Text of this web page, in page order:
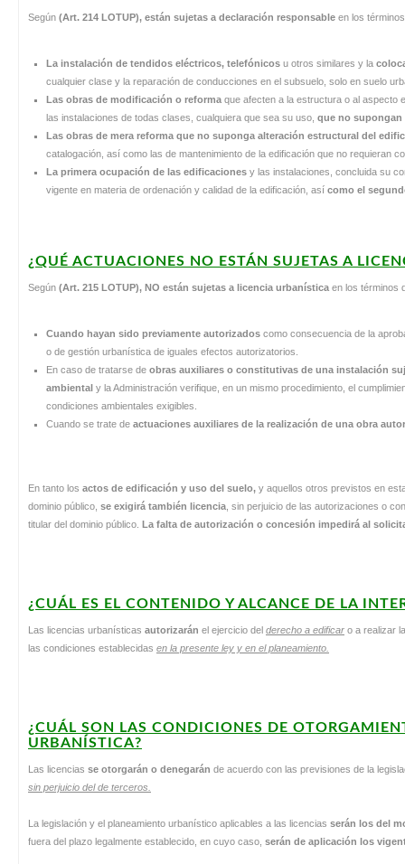
Según (Art. 214 LOTUP), están sujetas a declaración responsable en los
La instalación de tendidos eléctricos, telefónicos u otros similares y la
cualquier clase y la reparación de conducciones en el subsuelo, solo en suelo
Las obras de modificación o reforma que afecten a la estructura o al aspecto
las instalaciones de todas clases, cualquiera que sea su uso, que no supongan
Las obras de mera reforma que no suponga alteración estructural del
catalogación, así como las de mantenimiento de la edificación que no requieran
La primera ocupación de las edificaciones y las instalaciones, concluida su
vigente en materia de ordenación y calidad de la edificación, así como el
¿QUÉ ACTUACIONES NO ESTÁN SUJETAS A
Según (Art. 215 LOTUP), NO están sujetas a licencia urbanística en los términos
Cuando hayan sido previamente autorizados como consecuencia de la
o de gestión urbanística de iguales efectos autorizatorios.
En caso de tratarse de obras auxiliares o constitutivas de una instalación
ambiental y la Administración verifique, en un mismo procedimiento, el
condiciones ambientales exigibles.
Cuando se trate de actuaciones auxiliares de la realización de una obra
En tanto los actos de edificación y uso del suelo, y aquellos otros previstos en
dominio público, se exigirá también licencia , sin perjuicio de las autorizaciones o
titular del dominio público. La falta de autorización o concesión impedirá al
¿CUÁL ES EL CONTENIDO Y ALCANCE DE LA
Las licencias urbanísticas autorizarán el ejercicio del derecho a edificar o a realizar
las condiciones establecidas en la presente ley y en el planeamiento.
¿CUÁL SON LAS CONDICIONES DE
URBANÍSTICA?
Las licencias se otorgarán o denegarán de acuerdo con las previsiones de la
sin perjuicio del de terceros.
La legislación y el planeamiento urbanístico aplicables a las licencias serán los del
fuera del plazo legalmente establecido, en cuyo caso, serán de aplicación los